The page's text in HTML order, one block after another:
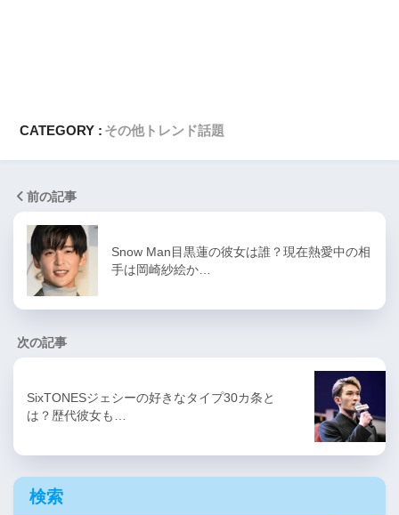
CATEGORY : その他トレンド話題
前の記事
Snow Man目黒蓮の彼女は誰？現在熱愛中の相
手は岡崎紗絵か…
次の記事
SixTONESジェシーの好きなタイプ30カ条と
は？歴代彼女も…
検索